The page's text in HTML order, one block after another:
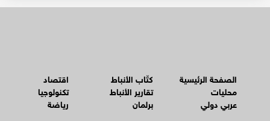
الصفحة الرئيسية
محليات
عربي دولي
كتّاب الأنباط
تقارير الأنباط
برلمان
اقتصاد
تكنولوجيا
رياضة